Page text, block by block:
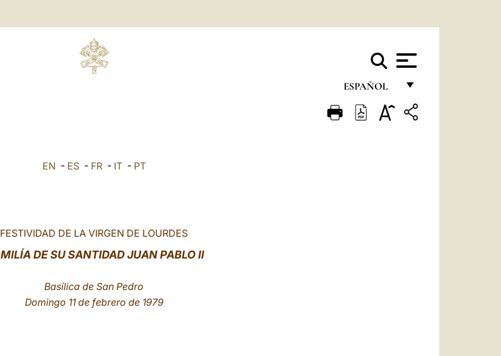
ESPAÑOL
FRANÇAIS
EN - ES- FR- IT- PT
FESTIVIDAD DE LA VIRGEN DE LOURDES
DE SU SANTIDAD JUAN PABLO II
Basílica de San Pedro
Domingo 11 de febrero de 1979